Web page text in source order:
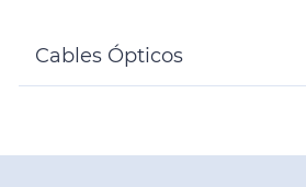
Cables Ópticos